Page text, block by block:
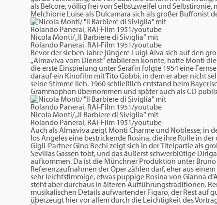
als Belcore, völlig frei von Selbstzweifel und
Melchiorre Luise als Dulcamara sich als großer Buffonist
Nicola Monti/ „Il Barbiere di Siviglia“ mit
Rolando Panerai, RAI-Film 1951/youtube
Bevor der sieben Jahre jüngere Luigi Alva sich auf den
„Almaviva vom Dienst“ etablieren konnte, hatte Monti
die erste Einspielung unter Serafin folgte 1954 eine
darauf ein Kinofilm mit Tito Gobbi, in dem er aber nicht
seine Stimme lieh. 1960 schließlich entstand beim
Grammophon übernommen und später auch als CD
Nicola Monti/ „Il Barbiere di Siviglia“ mit
Rolando Panerai, RAI-Film 1951/youtube
Auch als Almaviva zeigt Monti Charme und Noblesse; in
los Angeles eine bestrickende Rosina, die ihre Rolle in
Gigli-Partner Gino Bechi zeigt sich in der Titelpartie als
Sevillas Gassen tobt, und das äußerst schwerblütige
aufkommen. Da ist die Münchner Produktion unter
Referenzaufnahmen der Oper zählen darf, eher aus
sehr leichtstimmige, etwas puppige Rosina von Gianna
steht aber durchaus in älteren Aufführungstraditionen.
musikalischen Details aufwartender Figaro, der Rest auf
überzeugt hier vor allem durch die Leichtigkeit des